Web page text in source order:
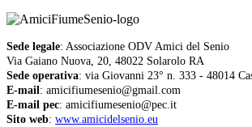
Sede legale: Associazione ODV Amici del Senio
Via Gaiano Nuova, 20, 48022 Solarolo RA
Sede operativa: via Giovanni 23° n. 333 - 48014
E-mail: amicifiumesenio@gmail.com
E-mail pec: amicifiumesenio@pec.it
Sito web: www.amicidelsenio.eu